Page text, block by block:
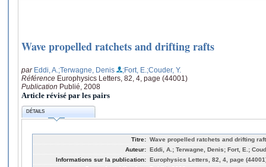
Wave propelled ratchets and drifting rafts
par Eddi, A. ;Terwagne, Denis ;Fort, E. ;Couder, Y.
Référence Europhysics Letters, 82, 4, page (44001)
Publication Publié, 2008
Article révisé par les pairs
DÉTAILS
Titre: Wave propelled ratchets and drifting
Auteur: Eddi, A.; Terwagne, Denis; Fort, E.;
Informations sur la publication: Europhysics Letters, 82, 4, page